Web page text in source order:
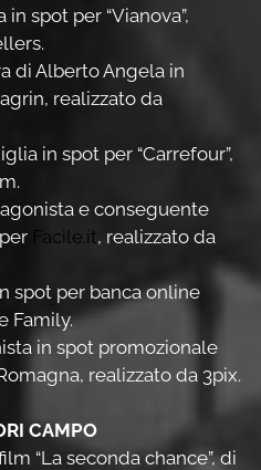
spot per “Vianova”,
di Alberto Angela in
realizzato da
in spot per “Carrefour”,
e conseguente
Facile.it, realizzato da
spot per banca online
Family.
in spot promozionale
realizzato da 3pix.
CAMPO
“La seconda chance”, di